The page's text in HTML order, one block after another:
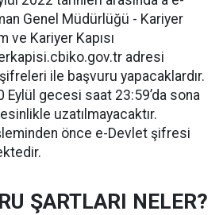
Genel Müdürlüğü - Kariyer
ve Kariyer Kapısı
adresi
ile başvuru yapacaklardır.
Eylül gecesi saat 23:59’da sona
uzatılmayacaktır.
önce e-Devlet şifresi
ŞARTLARI NELER?